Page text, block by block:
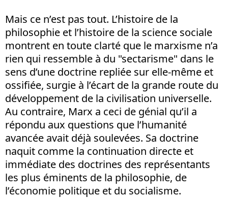
Mais ce n’est pas tout. L’histoire de la
philosophie et l’histoire de la science sociale
montrent en toute clarté que le marxisme n’a
rien qui ressemble à du "sectarisme" dans le
sens d’une doctrine repliée sur elle-même et
ossifiée, surgie à l’écart de la grande route du
développement de la civilisation universelle.
Au contraire, Marx a ceci de génial qu’il a
répondu aux questions que l’humanité
avancée avait déjà soulevées. Sa doctrine
naquit comme la continuation directe et
immédiate des doctrines des représentants
les plus éminents de la philosophie, de
l’économie politique et du socialisme.